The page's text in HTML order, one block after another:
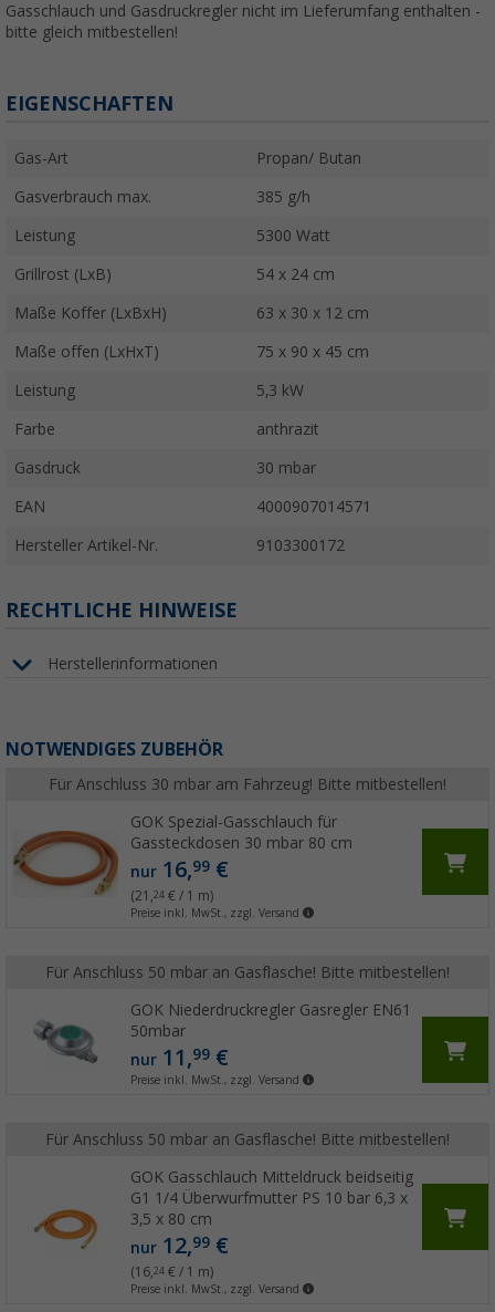
Gasschlauch und Gasdruckregler nicht im Lieferumfang enthalten -
bitte gleich mitbestellen!
EIGENSCHAFTEN
Gas-Art Propan/ Butan
Gasverbrauch max. 385 g/h
Leistung 5300 Watt
Grillrost (LxB) 54 x 24 cm
Maße Koffer (LxBxH) 63 x 30 x 12 cm
Maße offen (LxHxT) 75 x 90 x 45 cm
Leistung 5,3 kW
Farbe anthrazit
Gasdruck 30 mbar
EAN 4000907014571
Hersteller Artikel-Nr. 9103300172
RECHTLICHE HINWEISE
Herstellerinformationen
NOTWENDIGES ZUBEHÖR
Für Anschluss 30 mbar am Fahrzeug! Bitte mitbestellen!
GOK Spezial-Gasschlauch für
Gassteckdosen 30 mbar 80 cm
nur16,99€
(21, 24€ / 1 m)
Preise inkl. MwSt., zzgl. Versand
Für Anschluss 50 mbar an Gasflasche! Bitte mitbestellen!
GOK Niederdruckregler Gasregler EN61
50mbar
nur11,99€
Preise inkl. MwSt., zzgl. Versand
Für Anschluss 50 mbar an Gasflasche! Bitte mitbestellen!
GOK Gasschlauch Mitteldruck beidseitig
G1 1/4 Überwurfmutter PS 10 bar 6,3 x
3,5 x 80 cm
nur12,99€
(16, 24€ / 1 m)
Preise inkl. MwSt., zzgl. Versand